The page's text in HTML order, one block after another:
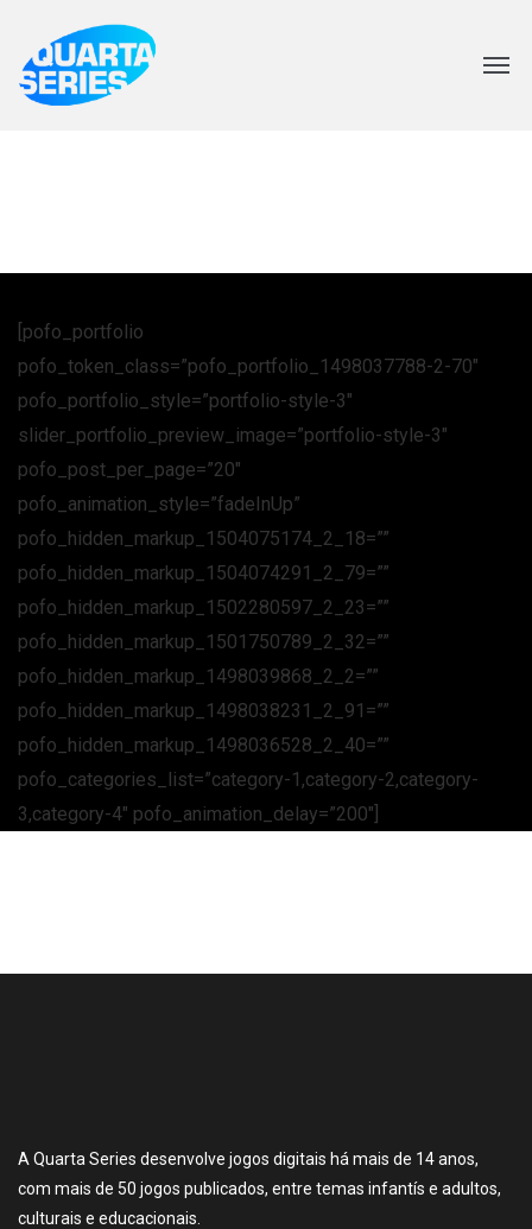
[pofo_portfolio
pofo_token_class=”pofo_portfolio_1498037788-2-70″
pofo_portfolio_style=”portfolio-style-3″
slider_portfolio_preview_image=”portfolio-style-3″
pofo_post_per_page=”20″
pofo_animation_style=”fadeInUp”
pofo_hidden_markup_1504075174_2_18=””
pofo_hidden_markup_1504074291_2_79=””
pofo_hidden_markup_1502280597_2_23=””
pofo_hidden_markup_1501750789_2_32=””
pofo_hidden_markup_1498039868_2_2=””
pofo_hidden_markup_1498038231_2_91=””
pofo_hidden_markup_1498036528_2_40=””
pofo_categories_list=”category-1,category-2,category-
3,category-4″ pofo_animation_delay=”200″]
A Quarta Series desenvolve jogos digitais há mais de 14 anos,
com mais de 50 jogos publicados, entre temas infantís e adultos,
culturais e educacionais.